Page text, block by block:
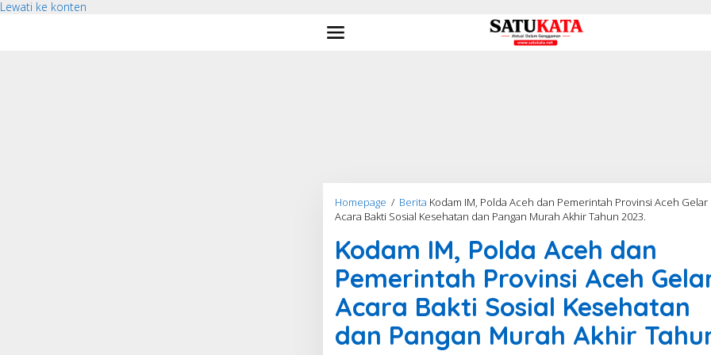
Lewati ke konten
Homepage / Berita Kodam IM, Polda Aceh dan Pemerintah Provinsi Aceh Gelar
Acara Bakti Sosial Kesehatan dan Pangan Murah Akhir Tahun 2023.
Kodam IM, Polda Aceh dan
Pemerintah Provinsi Aceh
Acara Bakti Sosial Kesehatan
dan Pangan Murah Akhir